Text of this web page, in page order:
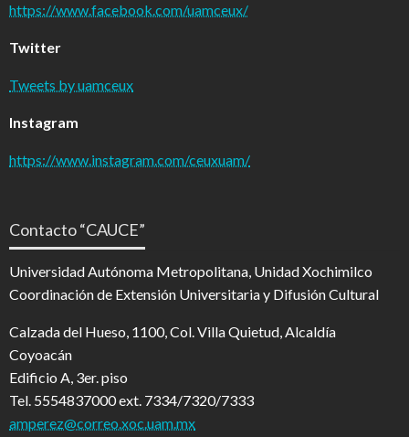
https://www.facebook.com/uamceux/
Twitter
Tweets by uamceux
Instagram
https://www.instagram.com/ceuxuam/
Contacto “CAUCE”
Universidad Autónoma Metropolitana, Unidad Xochimilco
Coordinación de Extensión Universitaria y Difusión Cultural
Calzada del Hueso, 1100, Col. Villa Quietud, Alcaldía
Coyoacán
Edificio A, 3er. piso
Tel. 5554837000 ext. 7334/7320/7333
amperez@correo.xoc.uam.mx